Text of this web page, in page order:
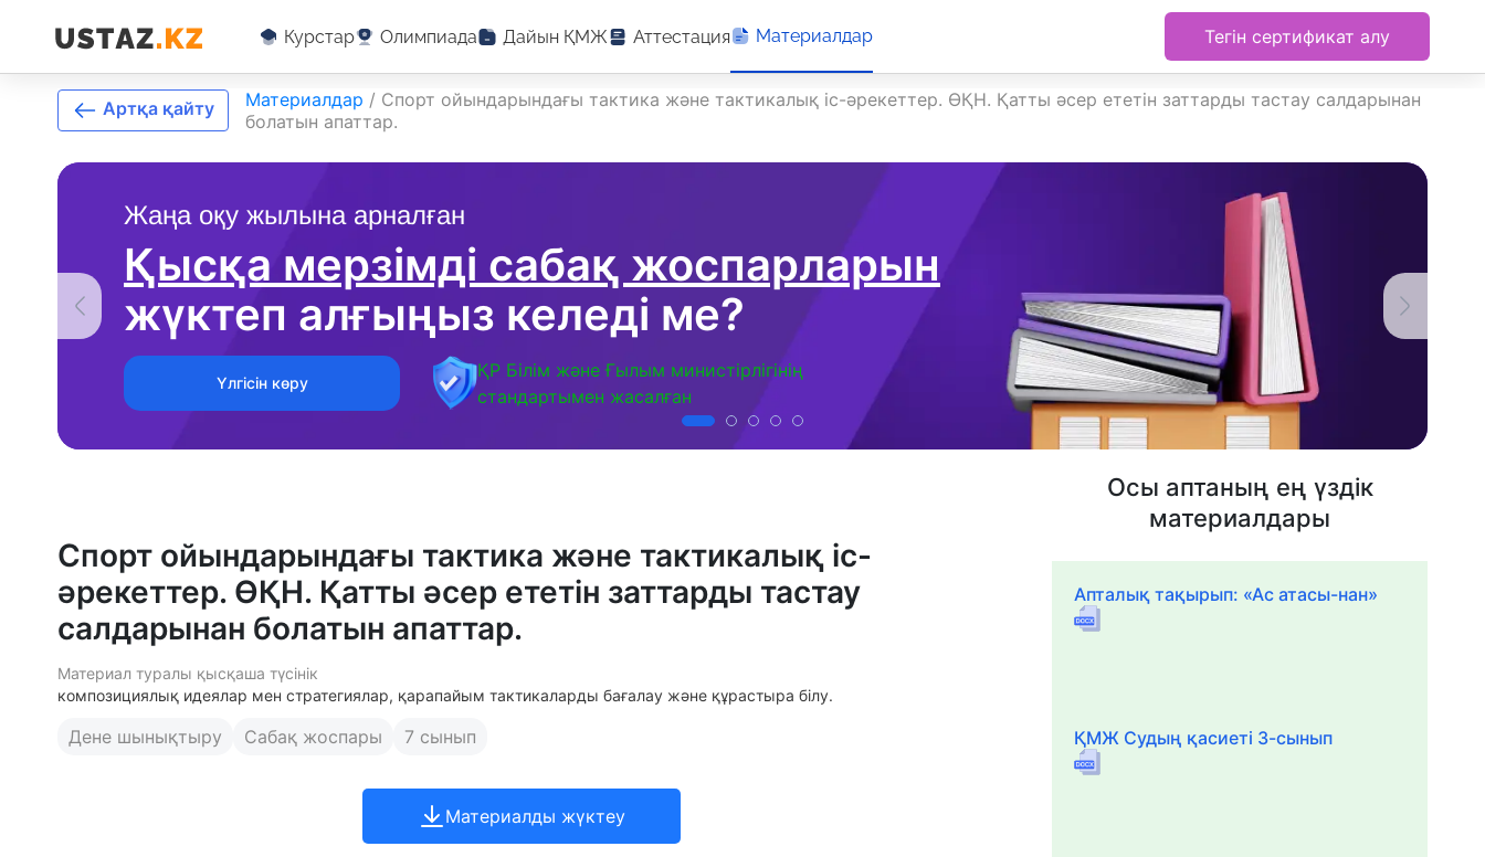
Курстар Олимпиада Дайын ҚМЖ Аттестация Материалдар Тегін сертификат алу
Жаңа оқу жылына арналған
Қысқа мерзімді сабақ жоспарларын
жүктеп алғыңыз келеді ме?
Үлгісін көру
ҚР Білім және Ғылым министірлігінің
стандартымен жасалған
Артқа қайту Материалдар / Спорт ойындарындағы тактика және тактикалық іс-әрекеттер. ӨҚН. Қатты әсер ететін заттарды тастау салдарынан
болатын апаттар.
Спорт ойындарындағы тактика және тактикалық іс-
әрекеттер. ӨҚН. Қатты әсер ететін заттарды тастау
салдарынан болатын апаттар.
Материал туралы қысқаша түсінік
композициялық идеялар мен стратегиялар, қарапайым тактикаларды бағалау және құрастыра білу.
Дене шынықтыру Сабақ жоспары 7 сынып
Материалды жүктеу
Осы аптаның ең үздік
материалдары
Апталық тақырып: «Ас атасы-нан»
ҚМЖ Судың қасиеті 3-сынып